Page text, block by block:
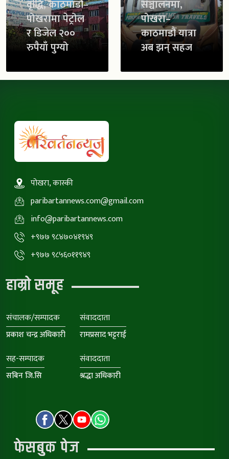
वृद्धि, काठमाडौं–
पोखरामा पेट्रोल
र डिजेल २००
रुपैयाँ पुग्यो
सञ्चालनमा,
पोखरा–
काठमाडौं यात्रा
अब झन् सहज
पोखरा, कास्की
paribartannews.com@gmail.com
info@paribartannews.com
+९७७ ९८४७०४१९४९
+९७७ ९८५६०११९४९
हाम्रो समूह
संचालक/सम्पादक
प्रकाश चन्द्र अधिकारी
संवाददाता
रामप्रसाद भट्टराई
सह-सम्पादक
सबिन जि.सि
संवाददाता
श्रद्धा अधिकारी
फेसबुक पेज